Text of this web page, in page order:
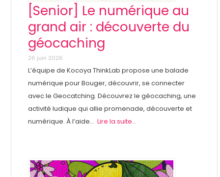
[Senior] Le numérique au
grand air : découverte du
géocaching
26 juin 2026
L’équipe de Kocoya ThinkLab propose une balade
numérique pour Bouger, découvrir, se connecter
avec le Geocatching. Découvrez le géocaching, une
activité ludique qui allie promenade, découverte et
numérique. À l’aide... Lire la suite...